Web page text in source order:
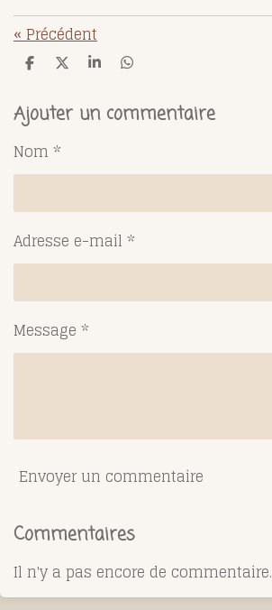
«Précédent
P
t
a
e
r
P
t
a
r
P
t
a
r
P
t
a
r
Ajouter un commentaire
Nom *
Adresse e-mail *
Message *
Envoyer un commentaire
Commentaires
Il n'y a pas encore de commentaire.